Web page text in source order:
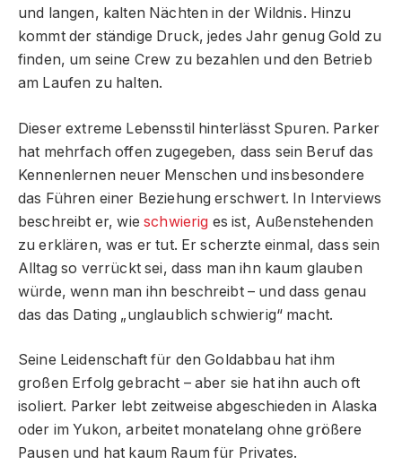
und langen, kalten Nächten in der Wildnis. Hinzu
kommt der ständige Druck, jedes Jahr genug Gold zu
finden, um seine Crew zu bezahlen und den Betrieb
am Laufen zu halten.
Dieser extreme Lebensstil hinterlässt Spuren. Parker
hat mehrfach offen zugegeben, dass sein Beruf das
Kennenlernen neuer Menschen und insbesondere
das Führen einer Beziehung erschwert. In Interviews
beschreibt er, wieschwierig es ist, Außenstehenden
zu erklären, was er tut. Er scherzte einmal, dass sein
Alltag so verrückt sei, dass man ihn kaum glauben
würde, wenn man ihn beschreibt – und dass genau
das das Dating „unglaublich schwierig“ macht.
Seine Leidenschaft für den Goldabbau hat ihm
großen Erfolg gebracht – aber sie hat ihn auch oft
isoliert. Parker lebt zeitweise abgeschieden in Alaska
oder im Yukon, arbeitet monatelang ohne größere
Pausen und hat kaum Raum für Privates.